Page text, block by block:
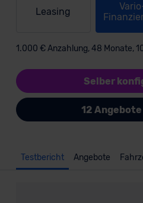
Leasing
1.000 € Anzahlung, 48 Monate,
Selber
12
Testbericht Angebote